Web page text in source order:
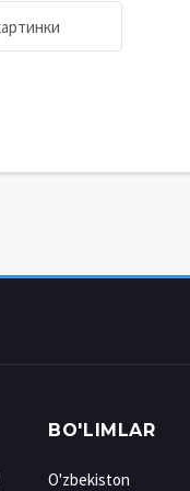
BO'LIMLAR
O'zbekiston